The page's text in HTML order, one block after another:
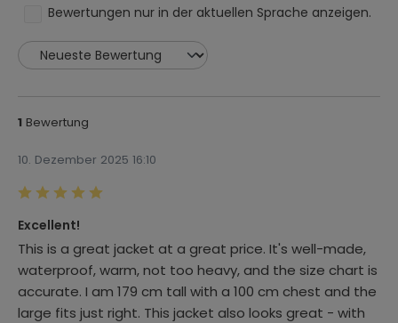
Herren
Material:
Textil
Jahreszeit:
Winter
Einsatzbereich:
Schutzklasse (Zertifizierung):
Schutzklasse AA
Materialzusammensetzung:
Außenmaterial: 60% Baumwolle, 40% Polyester. Festes
Futter: 90% Polyester, 10% Nylon. Abnehmbares Futter:
100% Polyester.
Bewertungen nur in der aktuellen Sprache anzeigen.
1 Bewertung
10. Dezember 2025 16:10
Excellent!
This is a great jacket at a great price. It's well-made,
waterproof, warm, not too heavy, and the size chart is
accurate. I am 179 cm tall with a 100 cm chest and the
large fits just right. This jacket also looks great - with